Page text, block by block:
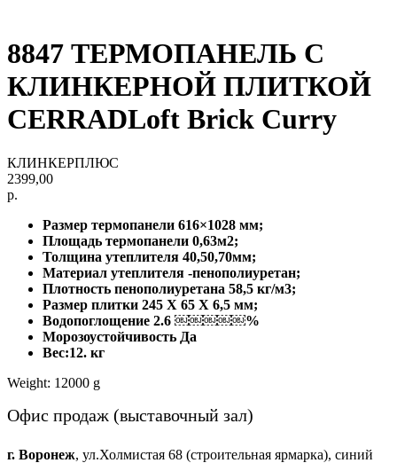
8847 ТЕРМОПАНЕЛЬ С
КЛИНКЕРНОЙ ПЛИТКОЙ
CERRADLoft Brick Curry
КЛИНКЕРПЛЮС
2399,00
р.
Размер термопанели 616×1028 мм;
Площадь термопанели 0,63м2;
Толщина утеплителя 40,50,70мм;
Материал утеплителя -пенополиуретан;
Плотность пенополиуретана 58,5 кг/м3;
Размер плитки 245 X 65 X 6,5 мм;
Водопоглощение 2.6 ￼￼￼￼￼%
Морозоустойчивость Да
Вес:12. кг
Weight: 12000 g
Офис продаж (выставочный зал)
г. Воронеж, ул.Холмистая 68 (строительная ярмарка), синий